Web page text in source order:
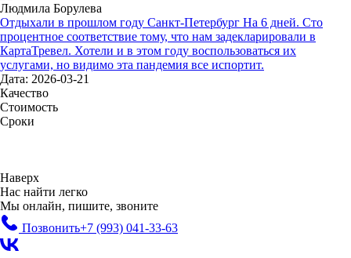
Людмила Борулева
Отдыхали в прошлом году Санкт-Петербург На 6 дней. Сто
процентное соответствие тому, что нам задекларировали в
КартаТревел. Хотели и в этом году воспользоваться их
услугами, но видимо эта пандемия все испортит.
Дата: 2026-03-21
Качество
Стоимость
Сроки
Наверх
Нас найти легко
Мы онлайн, пишите, звоните
Позвонить+7 (993) 041-33-63